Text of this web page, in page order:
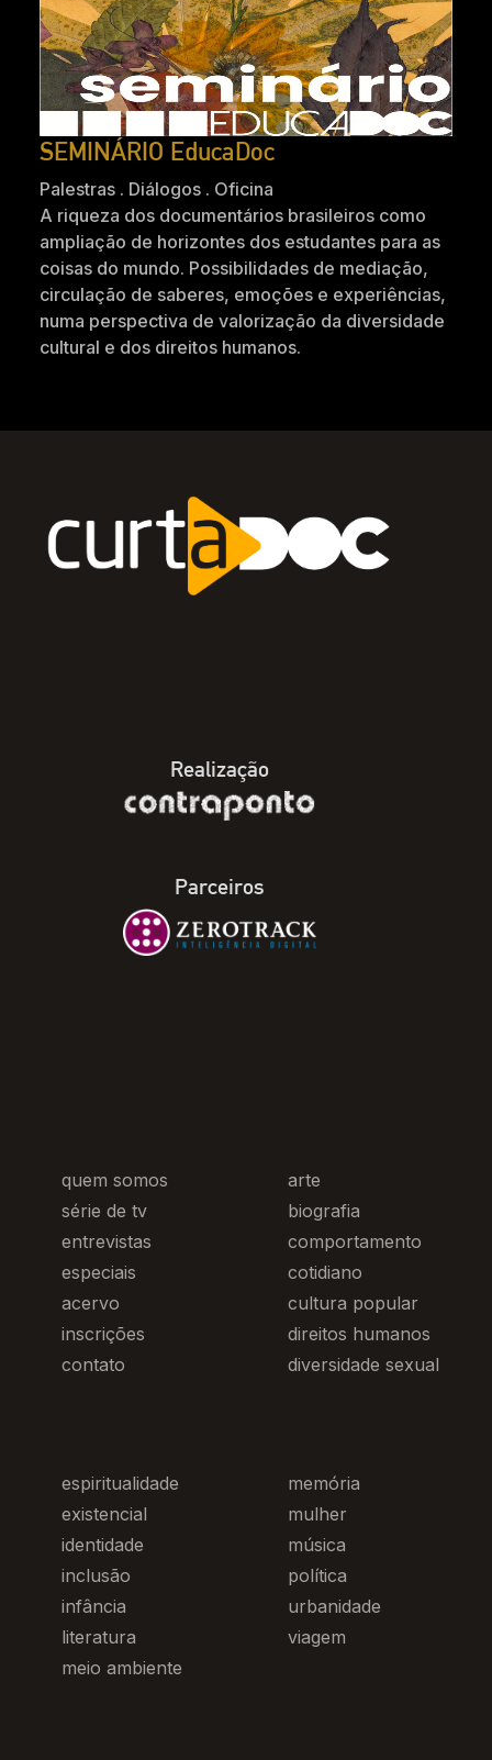
SEMINÁRIO EducaDoc
Palestras . Diálogos . Oficina
A riqueza dos documentários brasileiros como
ampliação de horizontes dos estudantes para as
coisas do mundo. Possibilidades de mediação,
circulação de saberes, emoções e experiências,
numa perspectiva de valorização da diversidade
cultural e dos direitos humanos.
Realização
Parceiros
quem somos
série de tv
entrevistas
especiais
acervo
inscrições
contato
arte
biografia
comportamento
cotidiano
cultura popular
direitos humanos
diversidade sexual
espiritualidade
existencial
identidade
inclusão
infância
literatura
meio ambiente
memória
mulher
música
política
urbanidade
viagem